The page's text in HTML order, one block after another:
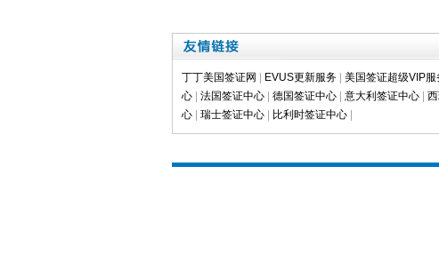
丁丁美国签证网 | EVUS更新服务 | 美国签证超级VIP服
心 | 法国签证中心 | 德国签证中心 | 意大利签证中心 |
心 | 瑞士签证中心 | 比利时签证中心 |